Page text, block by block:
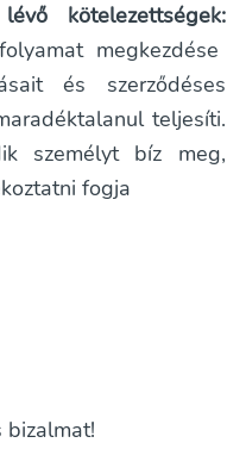
kötelezettségek:
megkezdése
és szerződéses
teljesíti.
személyt bíz meg,
fogja
bizalmat!